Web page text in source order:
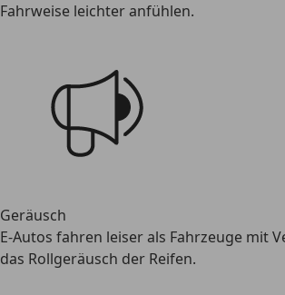
Fahrweise leichter anfühlen.
Geräusch
E-Autos fahren leiser als Fahrzeuge mit
das Rollgeräusch der Reifen.